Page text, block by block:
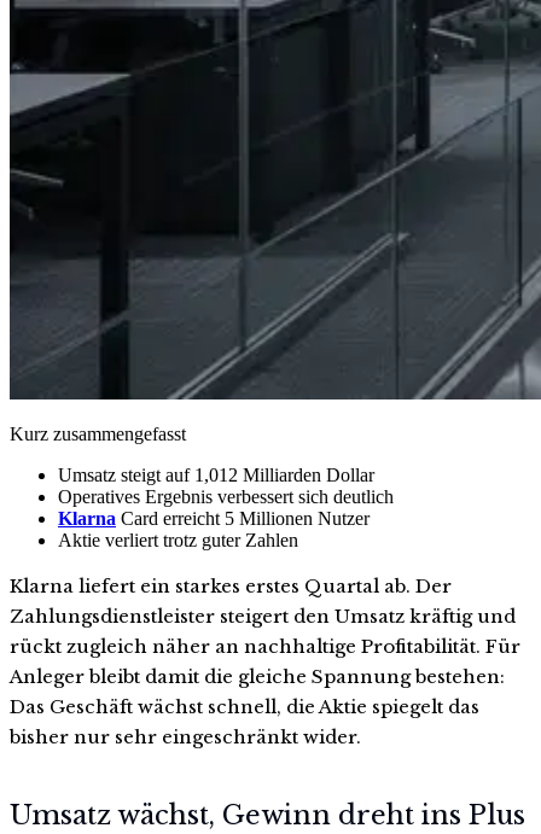
Kurz zusammengefasst
Umsatz steigt auf 1,012 Milliarden Dollar
Operatives Ergebnis verbessert sich deutlich
Klarna Card erreicht 5 Millionen Nutzer
Aktie verliert trotz guter Zahlen
Klarna liefert ein starkes erstes Quartal ab. Der
Zahlungsdienstleister steigert den Umsatz kräftig und
rückt zugleich näher an nachhaltige Profitabilität. Für
Anleger bleibt damit die gleiche Spannung bestehen:
Das Geschäft wächst schnell, die Aktie spiegelt das
bisher nur sehr eingeschränkt wider.
Umsatz wächst, Gewinn dreht ins Plus